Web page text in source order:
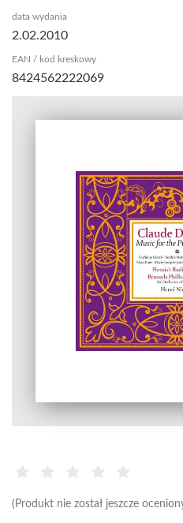
(Produkt nie został jeszcze
data wydania
2.02.2010
EAN / kod kreskowy
8424562222069